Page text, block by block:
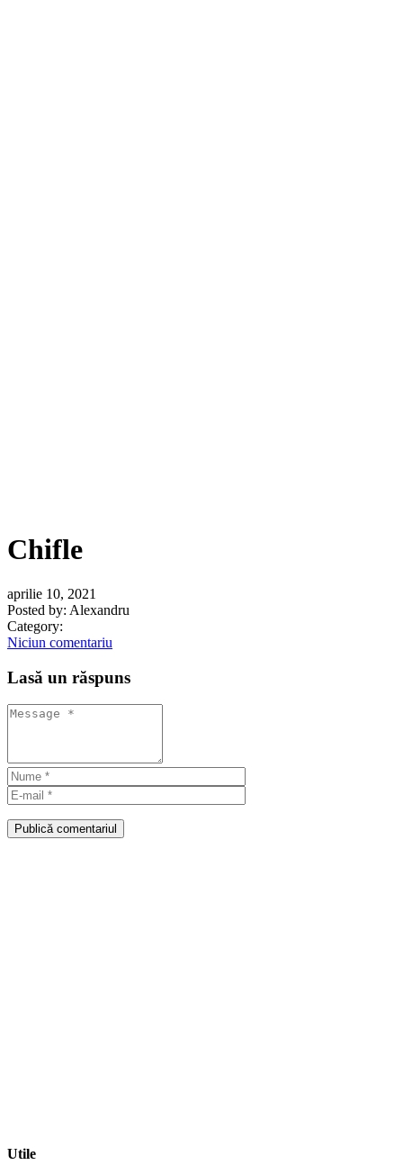
Chifle
aprilie 10, 2021
Posted by: Alexandru
Category:
Niciun comentariu
Lasă un răspuns
Publică comentariul
Utile